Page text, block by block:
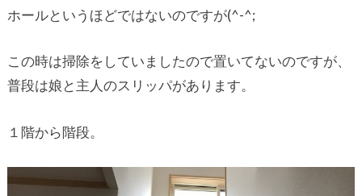
ホールというほどではないのですが(^-^;
この時は掃除をしていましたので置いてないのですが、
普段は娘と主人のスリッパがあります。
１階から階段。